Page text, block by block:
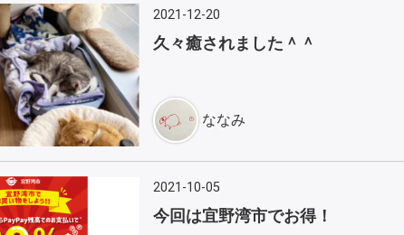
2021-12-20
久々癒されました＾＾
ななみ
2021-10-05
今回は宜野湾市でお得！